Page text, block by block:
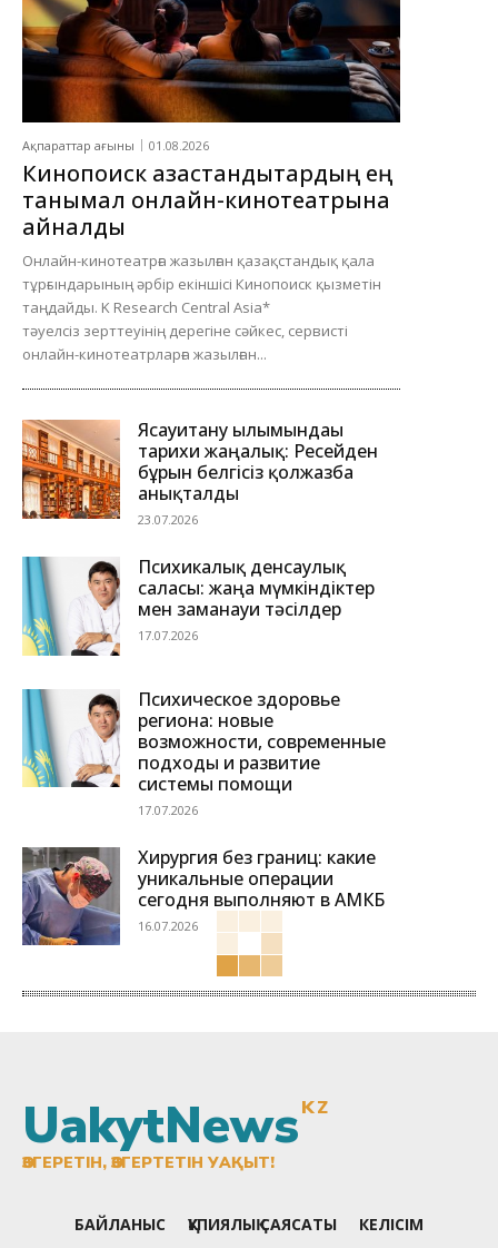
Ақпараттар ағыны 01.08.2026
Кинопоиск қазақстандықтардың ең
танымал онлайн-кинотеатрына
айналды
Онлайн-кинотеатрға жазылған қазақстандық қала
тұрғындарының әрбір екіншісі Кинопоиск қызметін
таңдайды. K Research Central Asia*
тәуелсіз зерттеуінің дерегіне сәйкес, сервисті
онлайн-кинотеатрларға жазылған...
Ясауитану ғылымындағы
тарихи жаңалық: Ресейден
бұрын белгісіз қолжазба
анықталды
23.07.2026
Психикалық денсаулық
саласы: жаңа мүмкіндіктер
мен заманауи тәсілдер
17.07.2026
Психическое здоровье
региона: новые
возможности, современные
подходы и развитие
системы помощи
17.07.2026
Хирургия без границ: какие
уникальные операции
сегодня выполняют в АМКБ
16.07.2026
UakytNewsKZ
ӨЗГЕРЕТІН, ӨЗГЕРТЕТІН УАҚЫТ!
БАЙЛАНЫС ҚҰПИЯЛЫҚ САЯСАТЫ КЕЛІСІМ